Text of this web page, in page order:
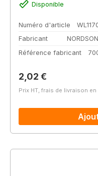
Disponible
Numéro d'article
Fabricant
Référence fabricant
Prix régulier :
2,02 €
Prix HT, frais de livraison en